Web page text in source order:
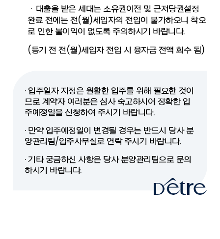
ㆍ대출을 받은 세대는 소유권이전 및 근저당권설정
완료 전에는 전(월)세입자의 전입이 불가하오니 착오
로 인한 불이익이 없도록 주의하시기 바랍니다.
(등기 전 전(월)세입자 전입 시 융자금 전액 회수 됨)
· 입주일자 지정은 원활한 입주를 위해 필요한 것이
므로 계약자 여러분은 심사 숙고하시어 정확한 입
주예정일을 신청하여 주시기 바랍니다.
· 만약 입주예정일이 변경될 경우는 반드시 당사 분
양관리팀/입주사무실로 연락 주시기 바랍니다.
· 기타 궁금하신 사항은 당사 분양관리팀으로 문의
하시기 바랍니다.